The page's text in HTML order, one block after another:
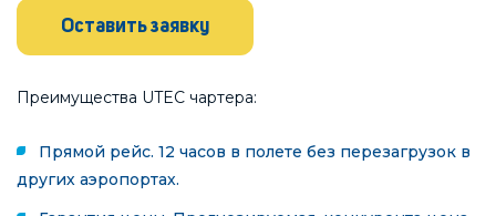
Оставить заявку
Преимущества UTEC чартера:
Прямой рейс. 12 часов в полете без перезагрузок в
других аэропортах.